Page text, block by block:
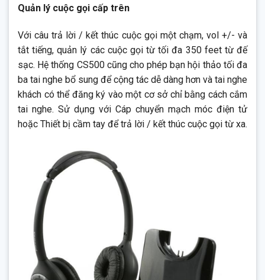
Quản lý cuộc gọi cấp trên
Với câu trả lời / kết thúc cuộc gọi một chạm, vol +/- và
tắt tiếng, quản lý các cuộc gọi từ tối đa 350 feet từ đế
sạc. Hệ thống CS500 cũng cho phép bạn hội thảo tối đa
ba tai nghe bổ sung để cộng tác dễ dàng hơn và tai nghe
khách có thể đăng ký vào một cơ sở chỉ bằng cách cắm
tai nghe. Sử dụng với Cáp chuyển mạch móc điện tử
hoặc Thiết bị cầm tay để trả lời / kết thúc cuộc gọi từ xa.